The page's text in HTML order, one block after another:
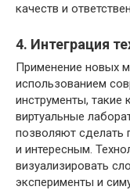
качеств и
4. Интеграция
Применение новых
использованием
инструменты, такие
виртуальные
позволяют сделать
и интересным.
визуализировать
эксперименты и